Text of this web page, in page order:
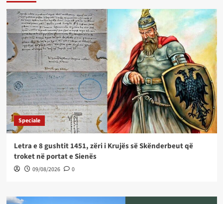
Speciale
Letra e 8 gushtit 1451, zëri i Krujës së Skënderbeut që
troket në portat e Sienës
09/08/2026 0